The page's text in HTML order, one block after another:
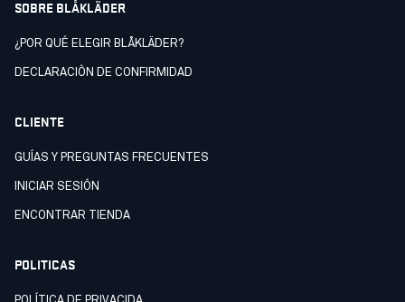
SOBRE BLÅKLÄDER
¿POR QUÉ ELEGIR BLÅKLÄDER?
DECLARACIÒN DE CONFIRMIDAD
CLIENTE
GUÍAS Y PREGUNTAS FRECUENTES
INICIAR SESIÓN
ENCONTRAR TIENDA
POLITICAS